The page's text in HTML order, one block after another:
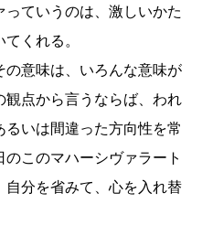
ていうのは、激しいかた
くれる。
意味は、いろんな意味が
観点から言うならば、われ
いは間違った方向性を常
このマハーシヴァラート
自分を省みて、心を入れ替